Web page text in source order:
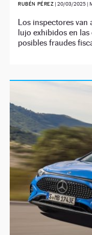
RUBÉN PÉREZ |20/03/2025 |
Los inspectores
lujo exhibidos en
posibles fraudes